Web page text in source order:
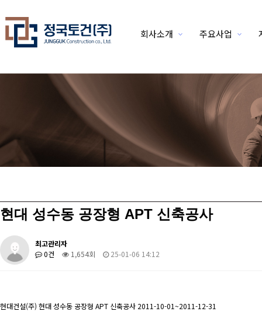
회사소개 주요사업
현대 성수동 공장형 APT 신축공사
최고관리자
0건
1,654회 25-01-06 14:12
현대건설(주) 현대 성수동 공장형 APT 신축공사 2011-10-01~2011-12-31